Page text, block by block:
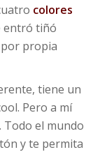
colores
entró tiñó
propia
tiene un
Pero a mí
Todo el mundo
y te permita